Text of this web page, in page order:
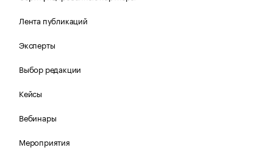
Лента публикаций
Эксперты
Выбор редакции
Кейсы
Вебинары
Мероприятия